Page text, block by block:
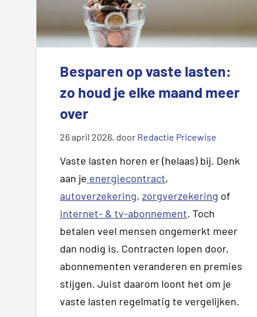
Besparen op vaste lasten:
zo houd je elke maand meer
over
26 april 2026, door Redactie Pricewise
Vaste lasten horen er (helaas) bij. Denk
aan je energiecontract,
autoverzekering, zorgverzekering of
internet- & tv-abonnement. Toch
betalen veel mensen ongemerkt meer
dan nodig is. Contracten lopen door,
abonnementen veranderen en premies
stijgen. Juist daarom loont het om je
vaste lasten regelmatig te vergelijken.